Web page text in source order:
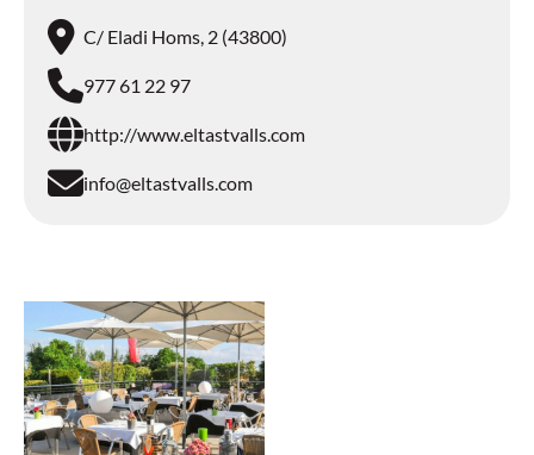
C/ Eladi Homs, 2 (43800)
977 61 22 97
http://www.eltastvalls.com
info@eltastvalls.com